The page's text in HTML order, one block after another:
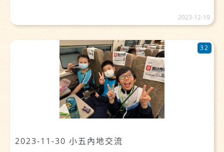
2023-12-19
2023-11-30 小五內地交流
32